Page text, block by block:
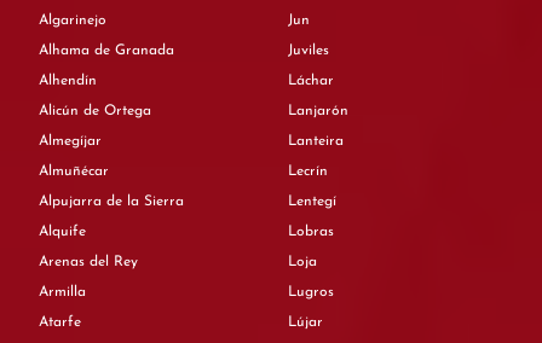
Algarinejo
Alhama de Granada
Alhendín
Alicún de Ortega
Almegíjar
Almuñécar
Alpujarra de la Sierra
Alquife
Arenas del Rey
Armilla
Atarfe
Jun
Juviles
Láchar
Lanjarón
Lanteira
Lecrín
Lentegí
Lobras
Loja
Lugros
Lújar